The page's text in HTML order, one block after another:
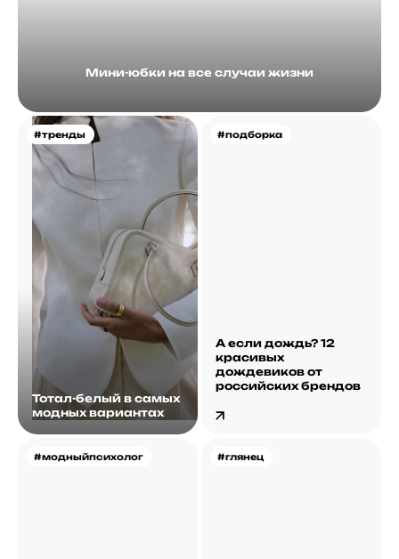
Мини-юбки на все случаи жизни
#тренды
Тотал-белый в самых
модных вариантах
#подборка
А если дождь? 12
красивых
дождевиков от
российских брендов
#модныйпсихолог #глянец